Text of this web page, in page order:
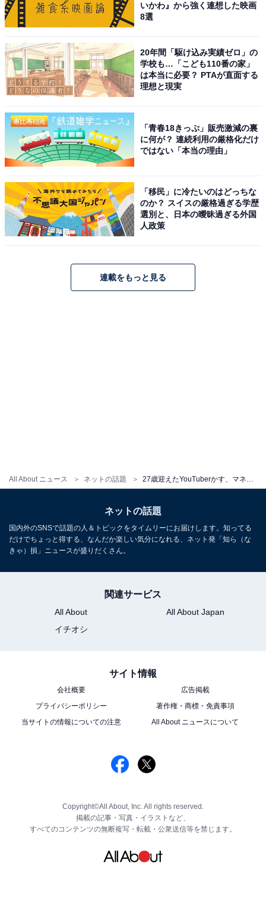
All About ニュース ネットの話題
いかわ』から強く連想した映画
8選
20年間「駆け込み実績ゼロ」の
学校も…「こども110番の家」
は本当に必要？ PTAが直面する
理想と現実
「青春18きっぷ」販売激減の裏
に何が？ 連続利用の厳格化だけ
ではない「本当の理由」
「移民」に冷たいのはどっちな
のか？ スイスの厳格過ぎる学歴
選別と、日本の曖昧過ぎる外国
人政策
連載をもっと見る
ネットの話題
国内外のSNSで話題の人＆トピックをタイムリーにお届けします。知ってる
だけでちょっと得する、なんだか楽しい気分になれる、ネット発「知ら（な
きゃ）損」ニュースが盛りだくさん。
関連サービス
All About
All About Japan
イチオシ
サイト情報
会社概要
広告掲載
プライバシーポリシー
著作権・商標・免責事項
当サイトの情報についての注意
All About ニュースについて
Copyright©All About, Inc. All rights reserved.
掲載の記事・写真・イラストなど、
すべてのコンテンツの無断複写・転載・公衆送信等を禁じます。